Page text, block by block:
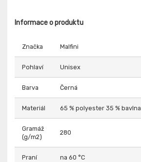
Informace o produktu
Značka Malfini
Pohlaví Unisex
Barva Černá
Materiál 65 % polyester 35 % bavlna
Gramáž
(g/m2)
280
Praní na 60 °C